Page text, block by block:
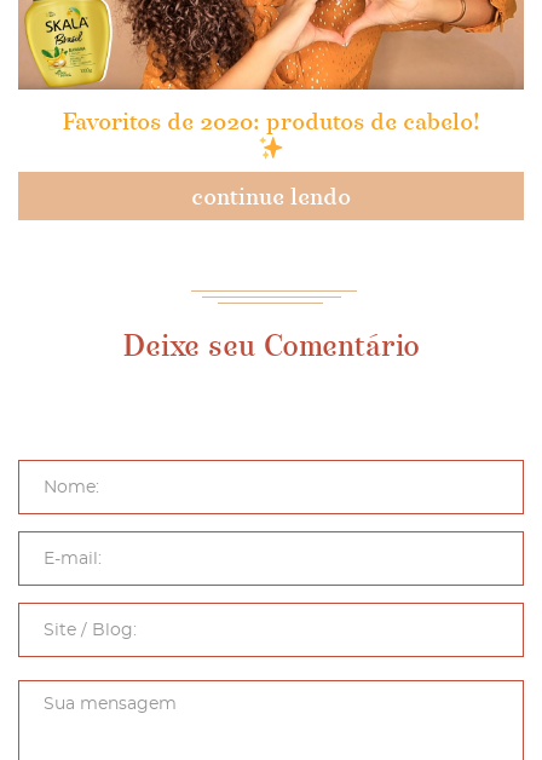
Favoritos de 2020: produtos de cabelo!
continue lendo
Deixe seu Comentário